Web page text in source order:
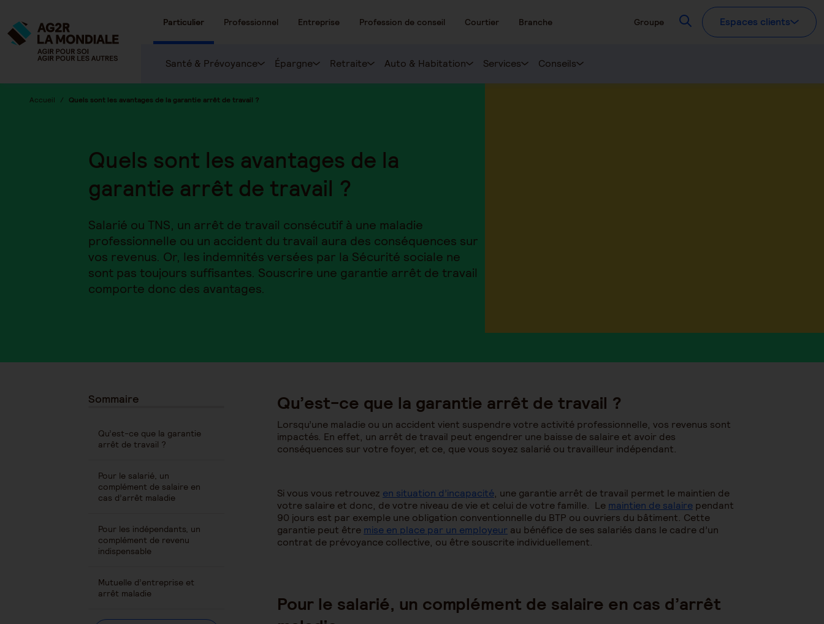
Particulier Professionnel Entreprise Profession de conseil Courtier Branche Groupe RecherchezEspaces clients
Santé & Prévoyance Épargne Retraite Auto & Habitation Services Conseils
Accueil Quels sont les avantages de la garantie arrêt de travail ?
Quels sont les avantages de la
garantie arrêt de travail ?
Salarié ou TNS, un arrêt de travail consécutif à une maladie
professionnelle ou un accident du travail aura des conséquences sur
vos revenus. Or, les indemnités versées par la Sécurité sociale ne
sont pas toujours suffisantes. Souscrire une garantie arrêt de travail
comporte donc des avantages.
Sommaire
Qu’est-ce que la garantie
arrêt de travail ?
Pour le salarié, un
complément de salaire en
cas d’arrêt maladie
Pour les indépendants, un
complément de revenu
indispensable
Mutuelle d’entreprise et
arrêt maladie
Qu’est-ce que la garantie arrêt de travail ?
Lorsqu’une maladie ou un accident vient suspendre votre activité professionnelle, vos revenus sont
impactés. En effet, un arrêt de travail peut engendrer une baisse de salaire et avoir des
conséquences sur votre foyer, et ce, que vous soyez salarié ou travailleur indépendant.
Si vous vous retrouvez en situation d’incapacité, une garantie arrêt de travail permet le maintien de
votre salaire et donc, de votre niveau de vie et celui de votre famille. Le maintien de salaire pendant
90 jours est par exemple une obligation conventionnelle du BTP ou ouvriers du bâtiment. Cette
garantie peut être mise en place par un employeur au bénéfice de ses salariés dans le cadre d’un
contrat de prévoyance collective, ou être souscrite individuellement.
Pour le salarié, un complément de salaire en cas d’arrêt